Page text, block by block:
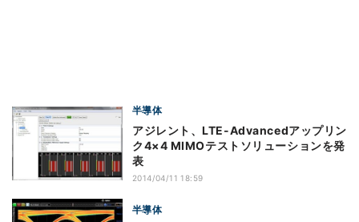
半導体
アジレント、LTE-Advancedアップリン
ク4×4 MIMOテストソリューションを発
表
2014/04/11 18:59
半導体